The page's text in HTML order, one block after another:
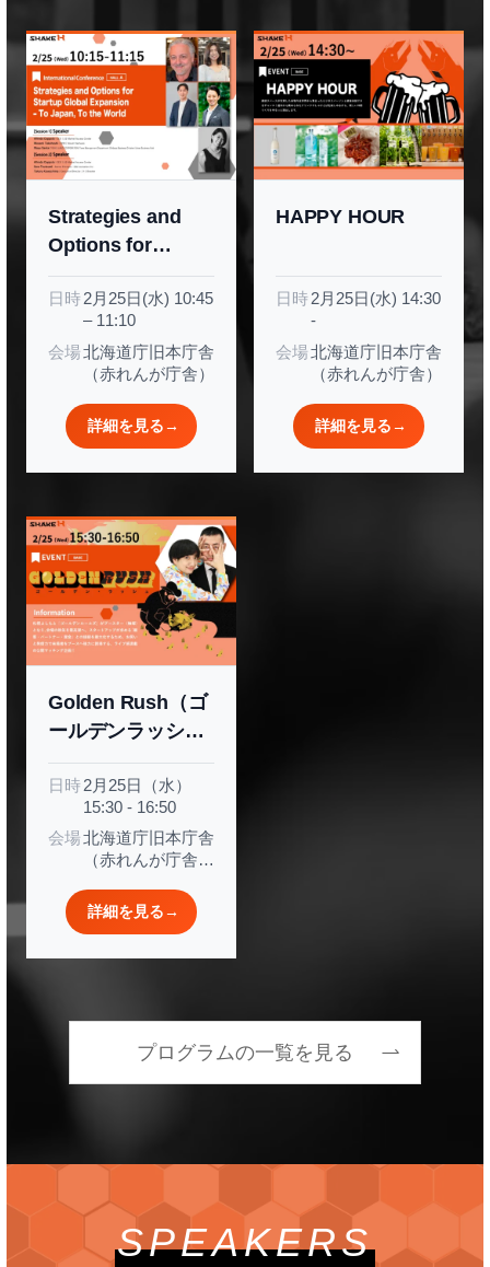
Strategies and
Options for
Startup Global
Expansion – To
Japan, To the
World
日時2月25日(水) 10:45
– 11:10
会場北海道庁旧本庁舎
（赤れんが庁舎）
詳細を見る→
HAPPY HOUR
日時2月25日(水) 14:30
-
会場北海道庁旧本庁舎
（赤れんが庁舎）
詳細を見る→
Golden Rush（ゴ
ールデンラッシ
ュ） ～ゴールデン
ルールズが繋ぐ！
未来のパートナー
～
日時2月25日（水）
15:30 - 16:50
会場北海道庁旧本庁舎
（赤れんが庁舎）
詳細を見る→
プログラムの一覧を見る
SPEAKERS